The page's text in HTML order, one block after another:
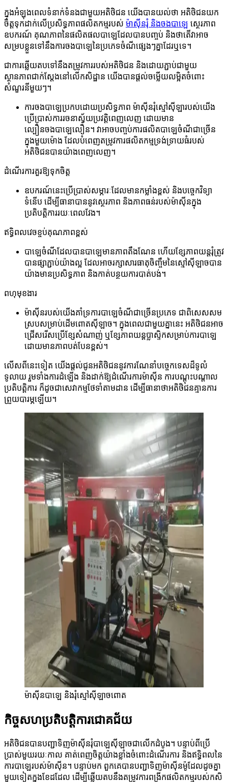
ក្នុងអំឡុងពេលទំនាក់ទំនងជាមួយអតិថិជន យើងបានយល់ថា អតិថិជនយក
ចិត្តទុកដាក់លើប្រសិទ្ធភាពផលិតកម្មរបស់ ម៉ាស៊ីនរុំ និងចងបាឡេ ស្ថេរភាព
ឧបករណ៍ គុណភាពនៃផលិតផលបាឡេដែលបានបញ្ចប់ និងថាតើវាអាច
សម្របខ្លួនទៅនឹងការចងបាឡេនៃប្រភេទចំណីផ្សេងៗគ្នាដែរឬទេ។
ជាការឆ្លើយតបទៅនឹងតម្រូវការរបស់អតិថិជន និងដោយភ្ជាប់ជាមួយ
ស្ថានភាពជាក់ស្តែងនៅលើកសិដ្ឋាន យើងបានផ្តល់ចម្លើយលម្អិតចំពោះ
សំណួរនីមួយៗ។
ការចងបាឡេប្រកបដោយប្រសិទ្ធភាព ម៉ាស៊ីនរុំស្មៅស៊ីឡារបស់យើង
ប្រើប្រាស់ការរចនាស្វ័យប្រវត្តិពេញលេញ ដោយមាន
ល្បឿនចងបាឡេលឿន។ វាអាចបញ្ចប់ការផលិតបាឡេចំណីជាច្រើន
ក្នុងមួយម៉ោង ដែលបំពេញតម្រូវការផលិតកម្មទ្រង់ទ្រាយធំរបស់
អតិថិជនបានយ៉ាងពេញលេញ។
ដំណើរការគួរឱ្យទុកចិត្ត
ឧបករណ៍នេះប្រើប្រាស់សម្ភារៈដែលមានកម្លាំងខ្ពស់ និងបច្ចេកវិទ្យា
ទំនើប ដើម្បីធានាបាននូវស្ថេរភាព និងភាពធន់របស់ម៉ាស៊ីនក្នុង
ប្រតិបត្តិការរយៈពេលវែង។
ឥទ្ធិពលវេចខ្ចប់គុណភាពខ្ពស់
បាឡេចំណីដែលបានបាឡេមានភាពតឹងណែន ហើយខ្សែភាពយន្តរុំត្រូវ
បានផ្សាភ្ជាប់យ៉ាងល្អ ដែលអាចរក្សាសារធាតុចិញ្ចឹមនៃស្មៅស៊ីឡាចបាន
យ៉ាងមានប្រសិទ្ធភាព និងកាត់បន្ថយការបាត់បង់។
ពហុមុខងារ
ម៉ាស៊ីនរបស់យើងគាំទ្រការបាឡេចំណីជាច្រើនប្រភេទ ជាពិសេសសម
ស្របសម្រាប់ដើមពោតស៊ីឡាច។ ក្នុងពេលជាមួយគ្នានេះ អតិថិជនអាច
ជ្រើសរើសប្រើខ្សែសំណាញ់ ឬខ្សែភាពយន្តប្លាស្ទិកសម្រាប់ការបាឡេ
ដោយមានភាពបត់បែនខ្ពស់។
លើសពីនេះទៀត យើងផ្តល់ជូនអតិថិជននូវការណែនាំបច្ចេកទេសដ៏ទូលំ
ទូលាយ រួមទាំងការដំឡើង និងដាក់ឱ្យដំណើរការម៉ាស៊ីន ការបណ្តុះបណ្តាល
ប្រតិបត្តិការ ក៏ដូចជាសេវាកម្មថែទាំតាមដាន ដើម្បីធានាថាអតិថិជនគ្មានការ
ព្រួយបារម្ភឡើយ។
ម៉ាស៊ីនបាឡេ និងរុំស្មៅស៊ីឡាចពោត
កិច្ចសហប្រតិបត្តិការជោគជ័យ
អតិថិជនបានបញ្ជាទិញម៉ាស៊ីនរុំបាឡេស៊ីឡាចជាលើកដំបូង។ បន្ទាប់ពីប្រើ
ប្រាស់មួយរយៈកាល គាត់ពេញចិត្តយ៉ាងខ្លាំងចំពោះដំណើរការ និងឥទ្ធិពលនៃ
ការបាឡេរបស់ម៉ាស៊ីន។ បន្ទាប់មក ពួកគេបានបញ្ជាទិញម៉ាស៊ីនម៉ូដែលដូចគ្នា
មួយទៀតក្នុងខែដដែល ដើម្បីឆ្លើយតបនឹងតម្រូវការពង្រីកផលិតកម្មរបស់កសិ